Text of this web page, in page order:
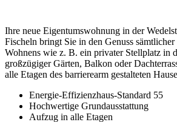
Ihre neue Eigentumswohnung in der
Fischeln bringt Sie in den Genuss
Wohnens wie z. B. ein privater Stellplatz in
großzügiger Gärten, Balkon oder
alle Etagen des barrierearm gestalteten
Energie-Effizienzhaus-Standard 55
Hochwertige Grundausstattung
Aufzug in alle Etagen